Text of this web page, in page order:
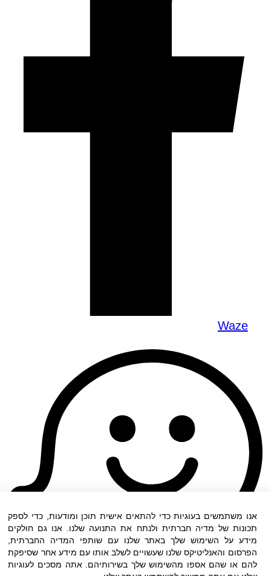
Waze
אנו משתמשים בעוגיות כדי להתאים אישית תוכן ומודעות, כדי לספק
תכונות של מדיה חברתית ולנתח את התנועה שלנו. אנו גם חולקים
מידע על השימוש שלך באתר שלנו עם שותפי המדיה החברתית,
הפרסום והאנליטיקס שלנו שעשויים לשלב אותו עם מידע אחר שסיפקת
להם או שהם אספו מהשימוש שלך בשירותיהם. אתה מסכים לעוגיות